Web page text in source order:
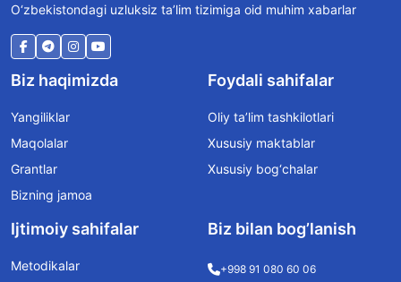
O‘zbekistondagi uzluksiz ta’lim tizimiga oid muhim xabarlar
Biz haqimizda
Yangiliklar
Maqolalar
Grantlar
Bizning jamoa
Foydali sahifalar
Oliy ta’lim tashkilotlari
Xususiy maktablar
Xususiy bog‘chalar
Ijtimoiy sahifalar
Metodikalar
Biz bilan bog’lanish
+998 91 080 60 06